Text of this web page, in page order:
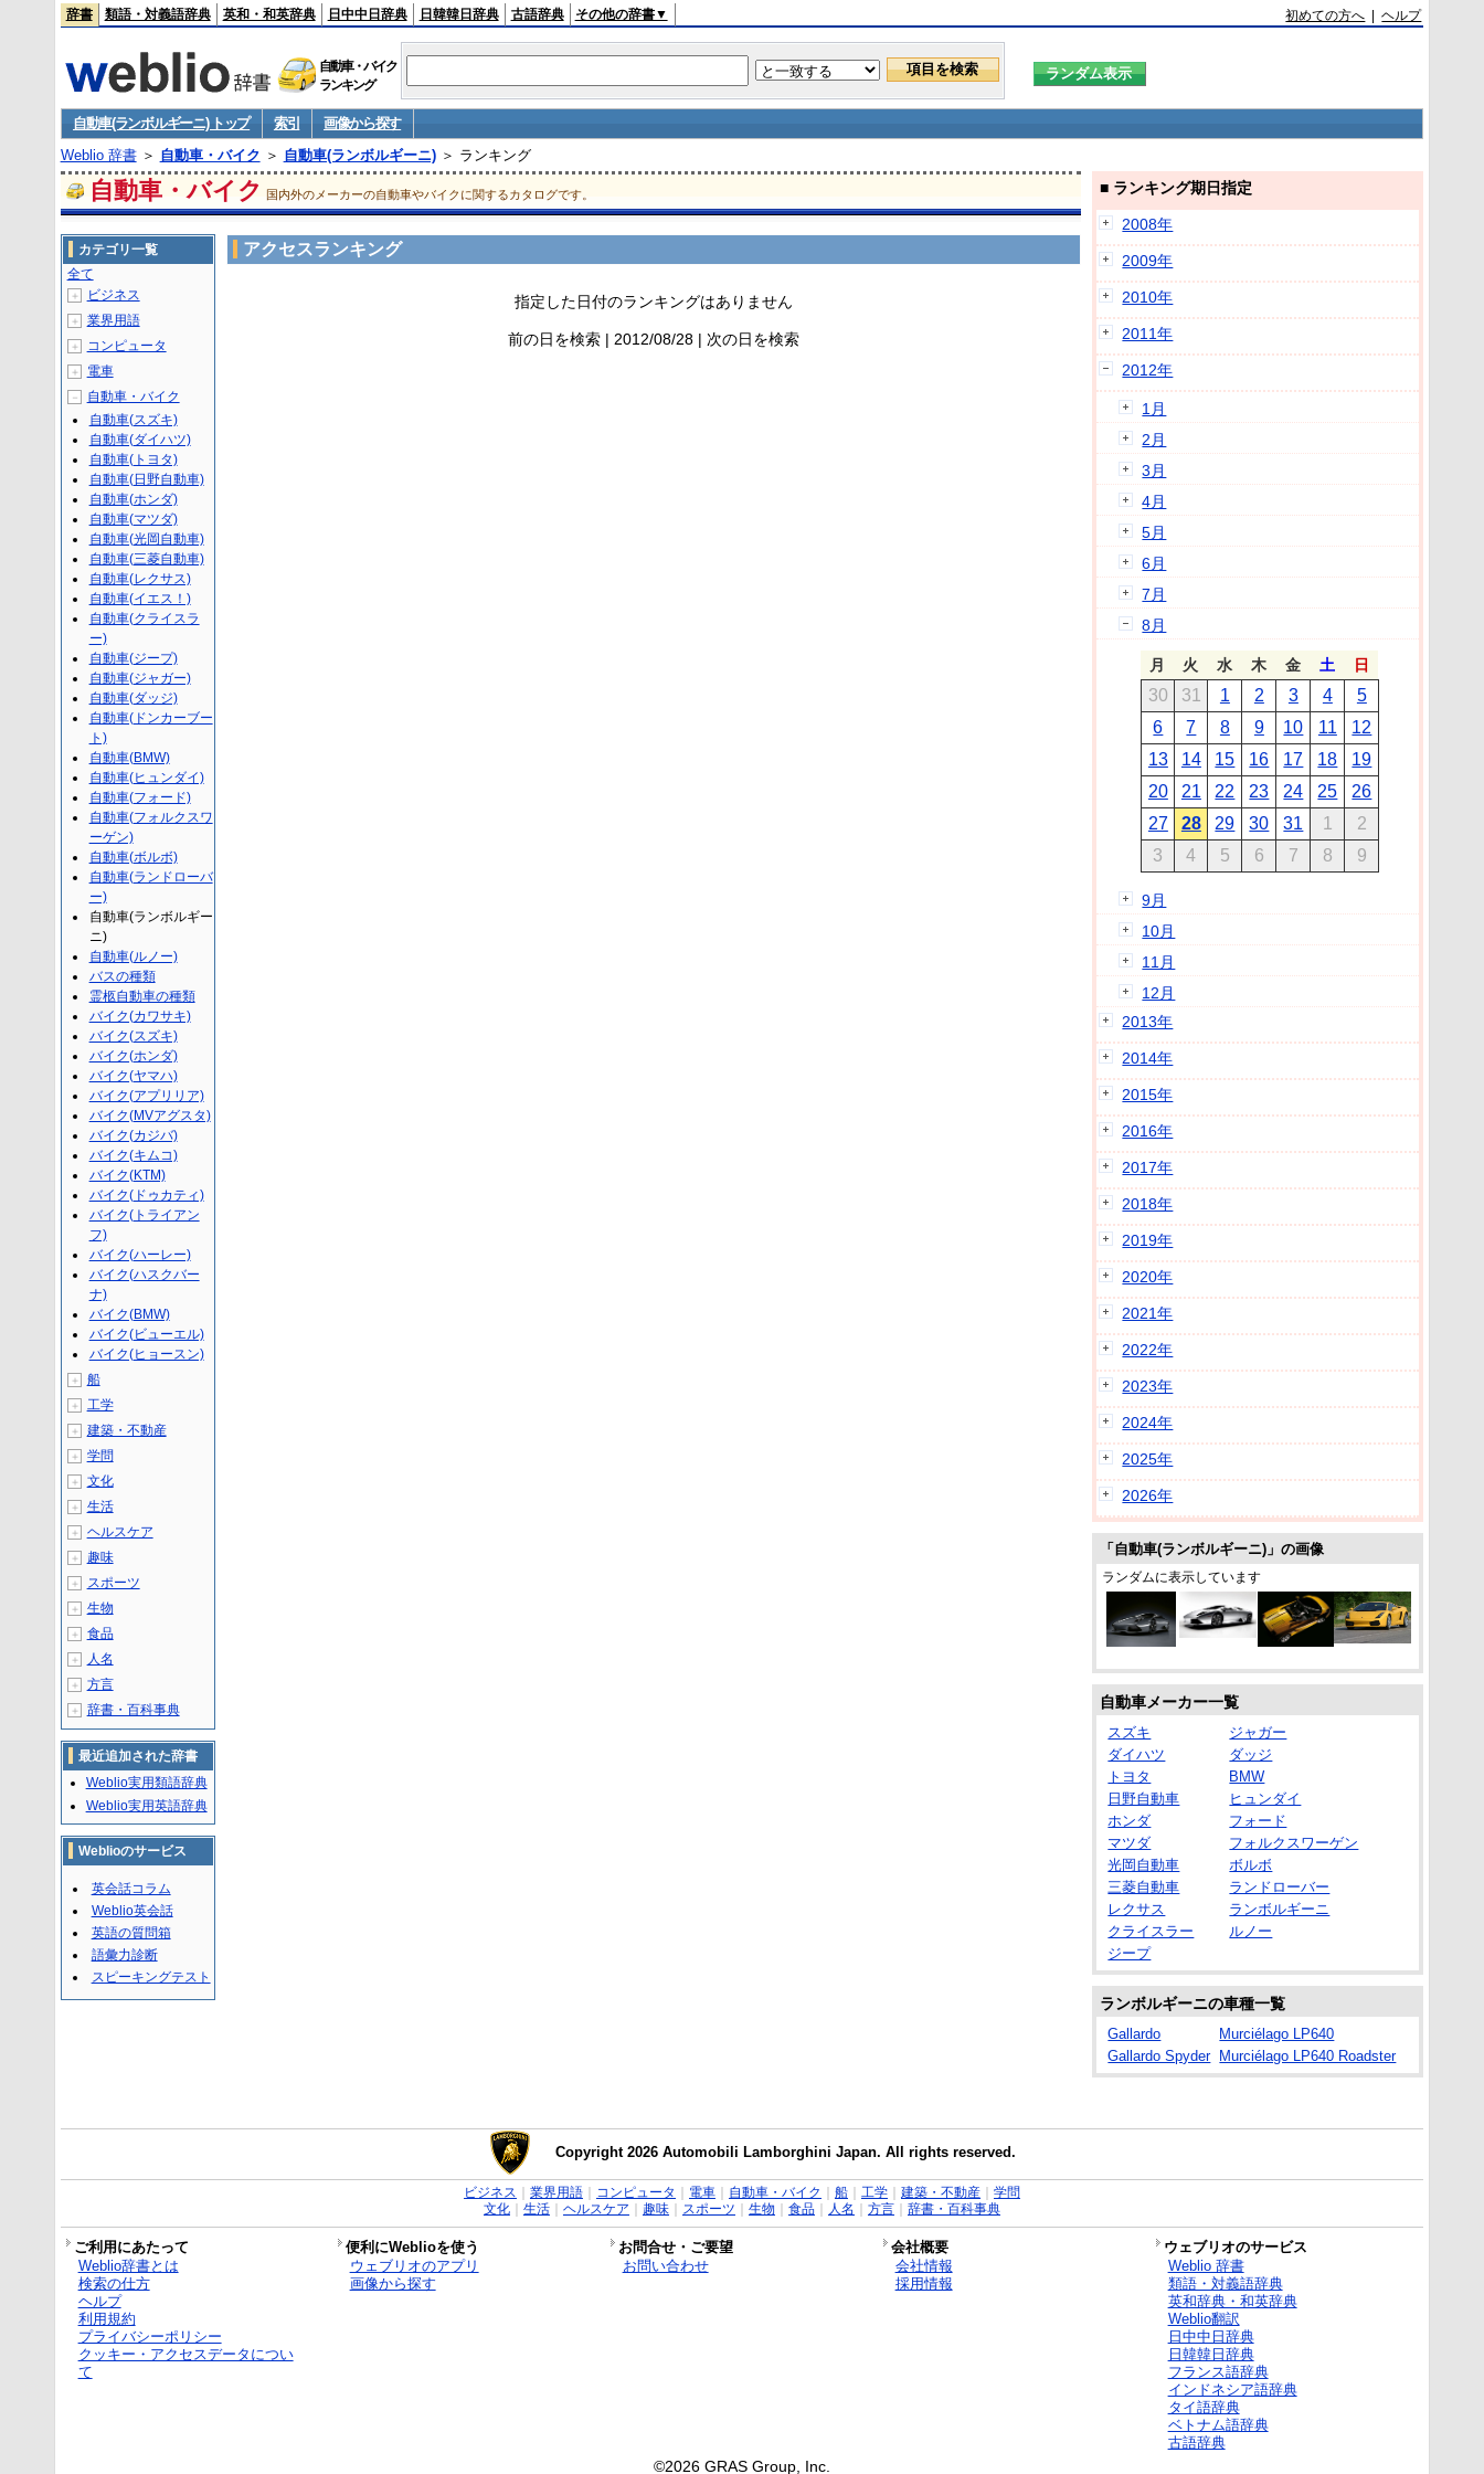
辞書 類語・対義語辞典 英和・和英辞典 日中中日辞典 日韓韓日辞典 古語辞典 その他の辞書▼ 初めての方へ |ヘルプ
自動車・バイク
ランキング
自動車(ランボルギーニ) トップ 索引
画像から探す
Weblio 辞書＞ 自動車・バイク ＞ 自動車(ランボルギーニ)＞ ランキング
自動車・バイク 国内外のメーカーの自動車やバイクに関するカタログです。
アクセスランキング
指定した日付のランキングはありません
前の日を検索 | 2012/08/28 | 次の日を検索
カテゴリ一覧
全て
＋ ビジネス
＋ 業界用語
＋ コンピュータ
＋ 電車
－
自動車・バイク
自動車(スズキ)
自動車(ダイハツ)
自動車(トヨタ)
自動車(日野自動車)
自動車(ホンダ)
自動車(マツダ)
自動車(光岡自動車)
自動車(三菱自動車)
自動車(レクサス)
自動車(イエス！)
自動車(クライスラ
ー)
自動車(ジープ)
自動車(ジャガー)
自動車(ダッジ)
自動車(ドンカーブー
ト)
自動車(BMW)
自動車(ヒュンダイ)
自動車(フォード)
自動車(フォルクスワ
ーゲン)
自動車(ボルボ)
自動車(ランドローバ
ー)
自動車(ランボルギー
ニ)
自動車(ルノー)
バスの種類
霊柩自動車の種類
バイク(カワサキ)
バイク(スズキ)
バイク(ホンダ)
バイク(ヤマハ)
バイク(アプリリア)
バイク(MVアグスタ)
バイク(カジバ)
バイク(キムコ)
バイク(KTM)
バイク(ドゥカティ)
バイク(トライアン
フ)
バイク(ハーレー)
バイク(ハスクバー
ナ)
バイク(BMW)
バイク(ビューエル)
バイク(ヒョースン)
＋ 船
＋ 工学
＋ 建築・不動産
＋ 学問
＋ 文化
＋ 生活
＋ ヘルスケア
＋ 趣味
＋ スポーツ
＋ 生物
＋ 食品
＋ 人名
＋ 方言
＋ 辞書・百科事典
最近追加された辞書
Weblio実用類語辞典
Weblio実用英語辞典
Weblioのサービス
英会話コラム
Weblio英会話
英語の質問箱
語彙力診断
スピーキングテスト
■ ランキング期日指定
2008年
2009年
2010年
2011年
2012年
1月
2月
3月
4月
5月
6月
7月
8月
月 火 水 木 金 土 日
30 31 1 2 3 4
5
6
7 8 9 10 11
12
13
14 15 16 17 18
19
20
21 22 23 24 25
26
27
28 29 30 31 1
2
3
4 5 6 7 8 9
9月
10月
11月
12月
2013年
2014年
2015年
2016年
2017年
2018年
2019年
2020年
2021年
2022年
2023年
2024年
2025年
2026年
「自動車(ランボルギーニ)」の画像
ランダムに表示しています
自動車メーカー一覧
スズキ
ダイハツ
トヨタ
日野自動車
ホンダ
マツダ
光岡自動車
三菱自動車
レクサス
クライスラー
ジープ
ジャガー
ダッジ
BMW
ヒュンダイ
フォード
フォルクスワーゲン
ボルボ
ランドローバー
ランボルギーニ
ルノー
ランボルギーニの車種一覧
Gallardo
Gallardo Spyder
Murciélago LP640
Murciélago LP640 Roadster
Copyright 2026 Automobili Lamborghini Japan. All rights reserved.
ビジネス 業界用語｜ コンピュータ 電車｜ 自動車・バイク 船｜ 工学｜ 建築・不動産｜ 学問
文化｜ 生活｜ ヘルスケア 趣味｜ スポーツ 生物 食品｜ 人名 方言｜ 辞書・百科事典
ご利用にあたって 便利にWeblioを使う お問合せ・ご要望 会社概要
ウェブリオのサービス
Weblio辞書とは
検索の仕方
ヘルプ
利用規約
プライバシーポリシー
クッキー・アクセスデータについ
て
ウェブリオのアプリ
画像から探す
お問い合わせ
会社情報
採用情報
Weblio 辞書
類語・対義語辞典
英和辞典・和英辞典
Weblio翻訳
日中中日辞典
日韓韓日辞典
フランス語辞典
インドネシア語辞典
タイ語辞典
ベトナム語辞典
古語辞典
©2026 GRAS Group, Inc.